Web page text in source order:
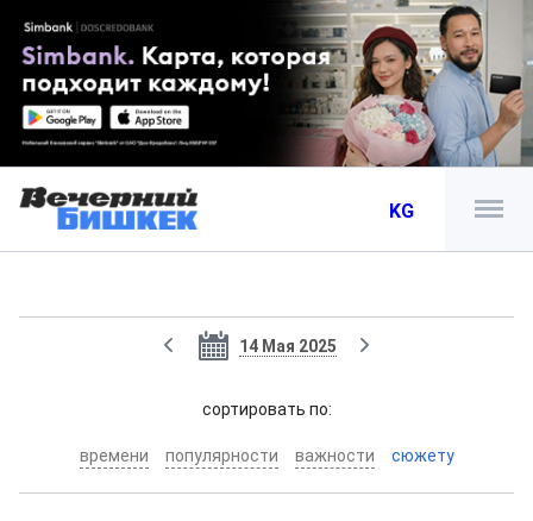
KG
14 Мая 2025
cортировать по:
времени популярности важности сюжету